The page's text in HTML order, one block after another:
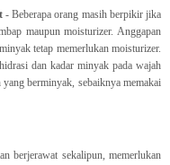
- Beberapa orang masih berpikir jika
maupun moisturizer. Anggapan
tetap memerlukan moisturizer.
dan kadar minyak pada wajah
berminyak, sebaiknya memakai
berjerawat sekalipun, memerlukan